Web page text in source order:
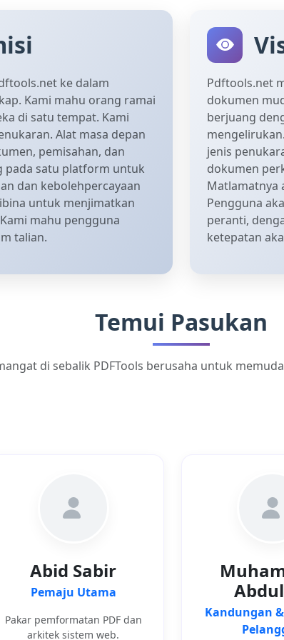
ke dalam
Kami mahu orang ramai
di satu tempat. Kami
Alat masa depan
pemisahan, dan
pada satu platform untuk
dan kebolehpercayaan
untuk menjimatkan
mahu pengguna
talian.
Pdftools.net
dokumen
berjuang
jenis
dokumen
Matlamatnya
Pengguna
peranti,
ketepatan
Temui Pasukan
di sebalik PDFTools berusaha untuk
Abid Sabir
Pemaju Utama
Pakar pemformatan PDF dan
arkitek sistem web.
Kandungan